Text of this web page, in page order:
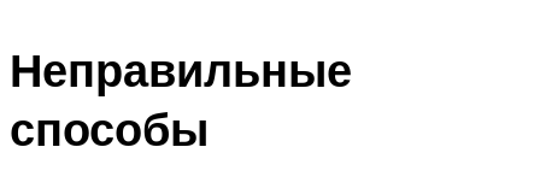
Неправильные
способы